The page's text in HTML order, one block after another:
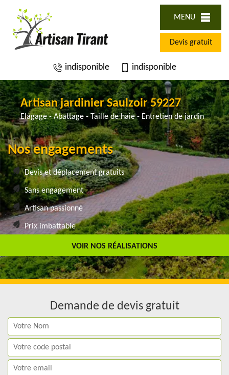
MENU
Devis gratuit
indisponible indisponible
Artisan jardinier Saulzoir 59227
Elagage - Abattage - Taille de haie - Entretien de jardin
VOIR NOS RÉALISATIONS
Nos engagements
Devis et déplacement gratuits
Sans engagement
Artisan passionné
Prix imbattable
Travail de qualité
Demande de devis gratuit